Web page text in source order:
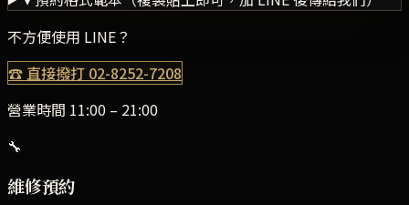
不方便使用 LINE？
☎ 直接撥打 02-8252-7208
營業時間 11:00 – 21:00
🔧
維修預約